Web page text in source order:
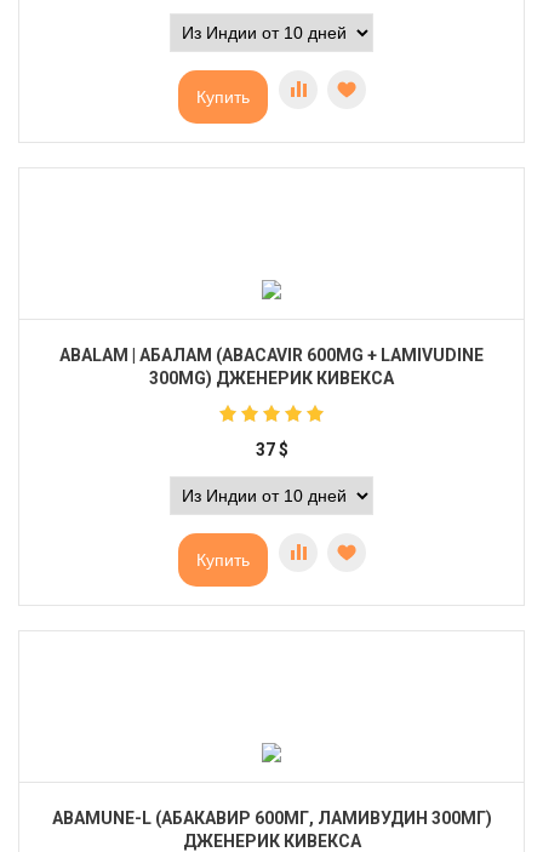
Купить
ABALAM | АБАЛАМ (ABACAVIR 600MG + LAMIVUDINE
300MG) ДЖЕНЕРИК КИВЕКСА
37 $
Купить
ABAMUNE-L (АБАКАВИР 600МГ, ЛАМИВУДИН 300МГ)
ДЖЕНЕРИК КИВЕКСА